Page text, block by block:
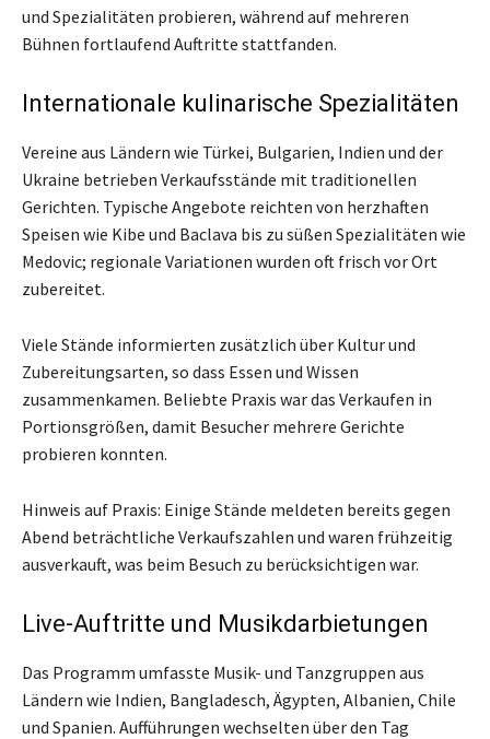
und Spezialitäten probieren, während auf mehreren
Bühnen fortlaufend Auftritte stattfanden.
Internationale kulinarische Spezialitäten
Vereine aus Ländern wie Türkei, Bulgarien, Indien und der
Ukraine betrieben Verkaufsstände mit traditionellen
Gerichten. Typische Angebote reichten von herzhaften
Speisen wie Kibe und Baclava bis zu süßen Spezialitäten wie
Medovic; regionale Variationen wurden oft frisch vor Ort
zubereitet.
Viele Stände informierten zusätzlich über Kultur und
Zubereitungsarten, so dass Essen und Wissen
zusammenkamen. Beliebte Praxis war das Verkaufen in
Portionsgrößen, damit Besucher mehrere Gerichte
probieren konnten.
Hinweis auf Praxis: Einige Stände meldeten bereits gegen
Abend beträchtliche Verkaufszahlen und waren frühzeitig
ausverkauft, was beim Besuch zu berücksichtigen war.
Live-Auftritte und Musikdarbietungen
Das Programm umfasste Musik- und Tanzgruppen aus
Ländern wie Indien, Bangladesch, Ägypten, Albanien, Chile
und Spanien. Aufführungen wechselten über den Tag